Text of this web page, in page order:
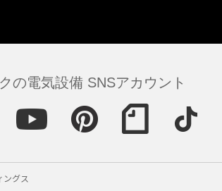
の電気設備 SNSアカウント
ングス